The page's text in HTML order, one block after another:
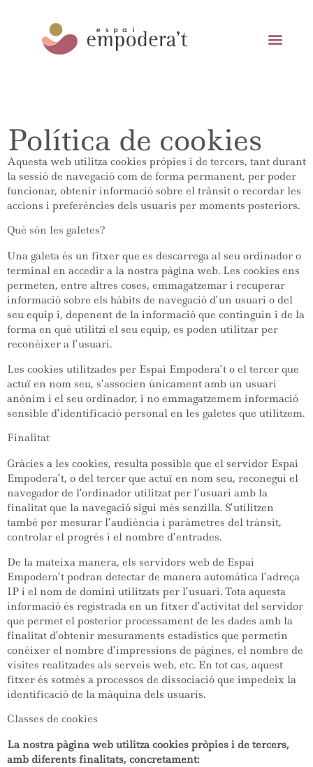
Política de cookies
Aquesta web utilitza cookies pròpies i de tercers, tant durant
la sessió de navegació com de forma permanent, per poder
funcionar, obtenir informació sobre el trànsit o recordar les
accions i preferències dels usuaris per moments posteriors.
Què són les galetes?
Una galeta és un fitxer que es descarrega al seu ordinador o
terminal en accedir a la nostra pàgina web. Les cookies ens
permeten, entre altres coses, emmagatzemar i recuperar
informació sobre els hàbits de navegació d’un usuari o del
seu equip i, depenent de la informació que continguin i de la
forma en què utilitzi el seu equip, es poden utilitzar per
reconèixer a l’usuari.
Les cookies utilitzades per Espai Empodera’t o el tercer que
actuï en nom seu, s’associen únicament amb un usuari
anònim i el seu ordinador, i no emmagatzemem informació
sensible d’identificació personal en les galetes que utilitzem.
Finalitat
Gràcies a les cookies, resulta possible que el servidor Espai
Empodera’t, o del tercer que actuï en nom seu, reconegui el
navegador de l’ordinador utilitzat per l’usuari amb la
finalitat que la navegació sigui més senzilla. S’utilitzen
també per mesurar l’audiència i paràmetres del trànsit,
controlar el progrés i el nombre d’entrades.
De la mateixa manera, els servidors web de Espai
Empodera’t podran detectar de manera automàtica l’adreça
IP i el nom de domini utilitzats per l’usuari. Tota aquesta
informació és registrada en un fitxer d’activitat del servidor
que permet el posterior processament de les dades amb la
finalitat d’obtenir mesuraments estadístics que permetin
conèixer el nombre d’impressions de pàgines, el nombre de
visites realitzades als serveis web, etc. En tot cas, aquest
fitxer és sotmès a processos de dissociació que impedeix la
identificació de la màquina dels usuaris.
Classes de cookies
La nostra pàgina web utilitza cookies pròpies i de tercers,
amb diferents finalitats, concretament: